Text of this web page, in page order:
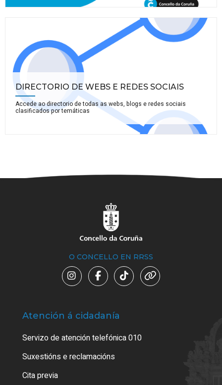
DIRECTORIO DE WEBS E REDES SOCIAIS
Accede ao directorio de todas as webs, blogs e redes sociais
clasificados por temáticas
O CONCELLO EN RRSS
Atención á cidadanía
Servizo de atención telefónica 010
Suxestións e reclamacións
Cita previa